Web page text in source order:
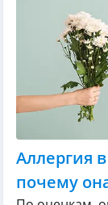
Аллергия
почему